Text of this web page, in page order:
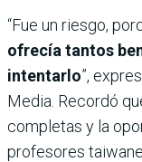
“Fue un riesgo,
ofrecía tantos
intentarlo”,
Media. Recordó
completas y la
profesores